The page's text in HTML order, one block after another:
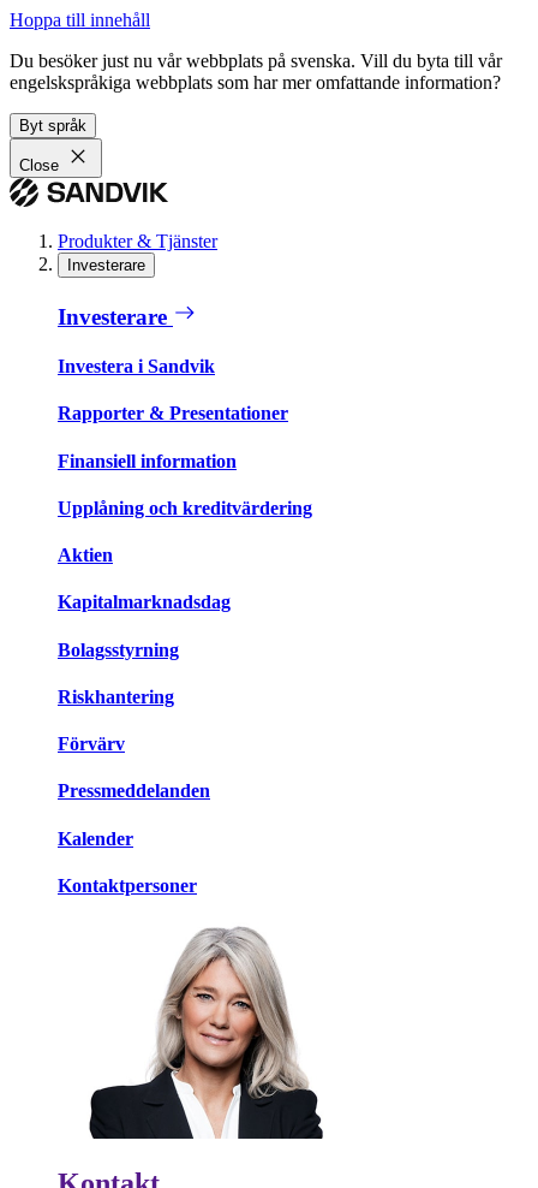
Hoppa till innehåll
Du besöker just nu vår webbplats på svenska. Vill du byta till vår
engelskspråkiga webbplats som har mer omfattande information?
Byt språk
Close
Produkter & Tjänster
Investerare
Investerare
Investera i Sandvik
Rapporter & Presentationer
Finansiell information
Upplåning och kreditvärdering
Aktien
Kapitalmarknadsdag
Bolagsstyrning
Riskhantering
Förvärv
Pressmeddelanden
Kalender
Kontaktpersoner